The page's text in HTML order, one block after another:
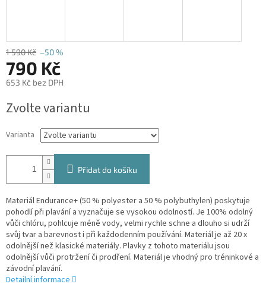
1 590 Kč –50 %
790 Kč
653 Kč bez DPH
cena:
Zvolte variantu
Varianta
Přidat do košíku
Materiál Endurance+ (50 % polyester a 50 % polybuthylen) poskytuje
pohodlí při plavání a vyznačuje se vysokou odolností. Je 100% odolný
vůči chlóru, pohlcuje méně vody, velmi rychle schne a dlouho si udrží
svůj tvar a barevnost i při každodenním používání. Materiál je až 20 x
odolnější než klasické materiály. Plavky z tohoto materiálu jsou
odolnější vůči protržení či prodření. Materiál je vhodný pro tréninkové a
závodní plavání.
Detailní informace